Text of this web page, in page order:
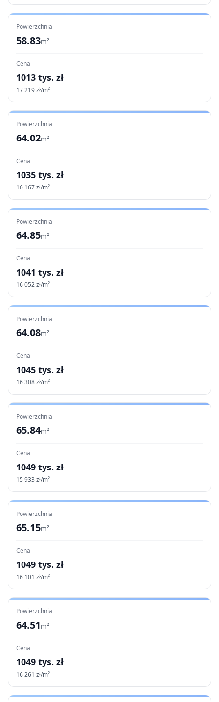
Powierzchnia
58.83m²
Cena
1013 tys. zł
17 219zł/m²
Powierzchnia
64.02m²
Cena
1035 tys. zł
16 167zł/m²
Powierzchnia
64.85m²
Cena
1041 tys. zł
16 052zł/m²
Powierzchnia
64.08m²
Cena
1045 tys. zł
16 308zł/m²
Powierzchnia
65.84m²
Cena
1049 tys. zł
15 933zł/m²
Powierzchnia
65.15m²
Cena
1049 tys. zł
16 101 zł/m²
Powierzchnia
64.51m²
Cena
1049 tys. zł
16 261 zł/m²